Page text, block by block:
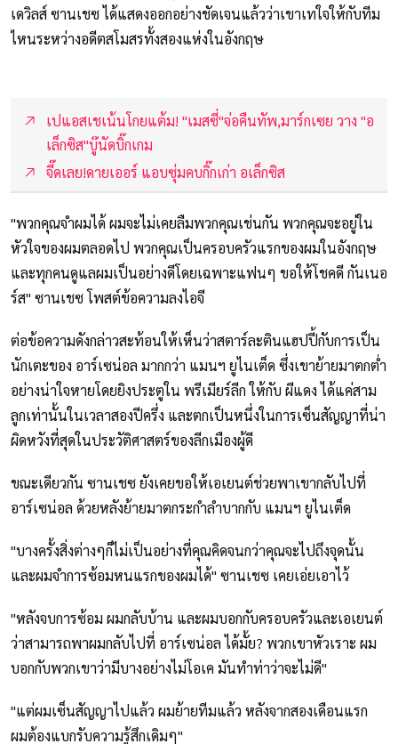
เดวิลส์ ซานเชซ ได้แสดงออกอย่างชัดเจนแล้วว่าเขาเทใจให้กับทีม
ไหนระหว่างอดีตสโมสรทั้งสองแห่งในอังกฤษ
เปแอสเชเน้นโกยแต้ม! "เมสซี่"จ่อคืนทัพ,มาร์กเซย วาง "อ
เล็กซิส"บู๊นัดบิ๊กเกม
จี๊ดเลย!ดายเออร์ แอบซุ่มคบกิ๊กเก่า อเล็กซิส
"พวกคุณจำผมได้ ผมจะไม่เคยลืมพวกคุณเช่นกัน พวกคุณจะอยู่ใน
หัวใจของผมตลอดไป พวกคุณเป็นครอบครัวแรกของผมในอังกฤษ
และทุกคนดูแลผมเป็นอย่างดีโดยเฉพาะแฟนๆ ขอให้โชคดี กันเนอ
ร์ส" ซานเชซ โพสต์ข้อความลงไอจี
ต่อข้อความดังกล่าวสะท้อนให้เห็นว่าสตาร์ละตินแฮปปี้กับการเป็น
นักเตะของ อาร์เซน่อล มากกว่า แมนฯ ยูไนเต็ด ซึ่งเขาย้ายมาตกต่ำ
อย่างน่าใจหายโดยยิงประตูใน พรีเมียร์ลีก ให้กับ ผีแดง ได้แค่สาม
ลูกเท่านั้นในเวลาสองปีครึ่ง และตกเป็นหนึ่งในการเซ็นสัญญาที่น่า
ผิดหวังที่สุดในประวัติศาสตร์ของลีกเมืองผู้ดี
ขณะเดียวกัน ซานเชซ ยังเคยขอให้เอเยนต์ช่วยพาเขากลับไปที่
อาร์เซน่อล ด้วยหลังย้ายมาตกระกำลำบากกับ แมนฯ ยูไนเต็ด
"บางครั้งสิ่งต่างๆก็ไม่เป็นอย่างที่คุณคิดจนกว่าคุณจะไปถึงจุดนั้น
และผมจำการซ้อมหนแรกของผมได้" ซานเชซ เคยเอ่ยเอาไว้
"หลังจบการซ้อม ผมกลับบ้าน และผมบอกกับครอบครัวและเอเยนต์
ว่าสามารถพาผมกลับไปที่ อาร์เซน่อล ได้มั้ย? พวกเขาหัวเราะ ผม
บอกกับพวกเขาว่ามีบางอย่างไม่โอเค มันทำท่าว่าจะไม่ดี"
"แต่ผมเซ็นสัญญาไปแล้ว ผมย้ายทีมแล้ว หลังจากสองเดือนแรก
ผมต้องแบกรับความรู้สึกเดิมๆ"